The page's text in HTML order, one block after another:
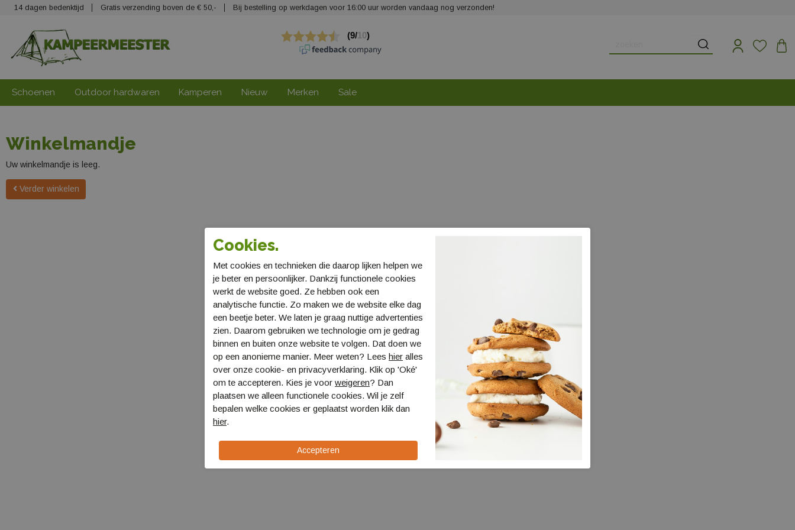
14 dagen bedenktijd Gratis verzending boven de € 50,- Bij bestelling op werkdagen voor 16:00 uur worden vandaag nog verzonden!
Schoenen Outdoor hardwaren Kamperen Nieuw Merken Sale
Winkelmandje
Uw winkelmandje is leeg.
Verder winkelen
Cookies.
Met cookies en technieken die daarop lijken helpen we
je beter en persoonlijker. Dankzij functionele cookies
werkt de website goed. Ze hebben ook een
analytische functie. Zo maken we de website elke dag
een beetje beter. We laten je graag nuttige advertenties
zien. Daarom gebruiken we technologie om je gedrag
binnen en buiten onze website te volgen. Dat doen we
op een anonieme manier. Meer weten? Lees hier alles
over onze cookie- en privacyverklaring. Klik op 'Oké'
om te accepteren. Kies je voor weigeren? Dan
plaatsen we alleen functionele cookies. Wil je zelf
bepalen welke cookies er geplaatst worden klik dan
hier.